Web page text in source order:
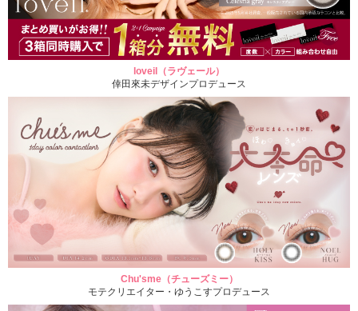
loveil（ラヴェール）
倖田來未デザインプロデュース
Chu'sme（チューズミー）
モテクリエイター・ゆうこすプロデュース